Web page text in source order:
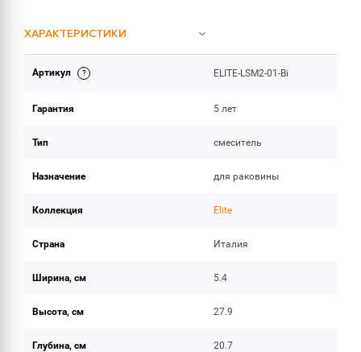
ХАРАКТЕРИСТИКИ
ОБЪЕМ ПОСТАВКИ
Артикул ELITE-LSM2-01-Bi
Гарантия 5 лет
Тип смеситель
Назначение для раковины
Коллекция Elite
Страна Италия
Ширина, см 5.4
Высота, см 27.9
Глубина, см 20.7